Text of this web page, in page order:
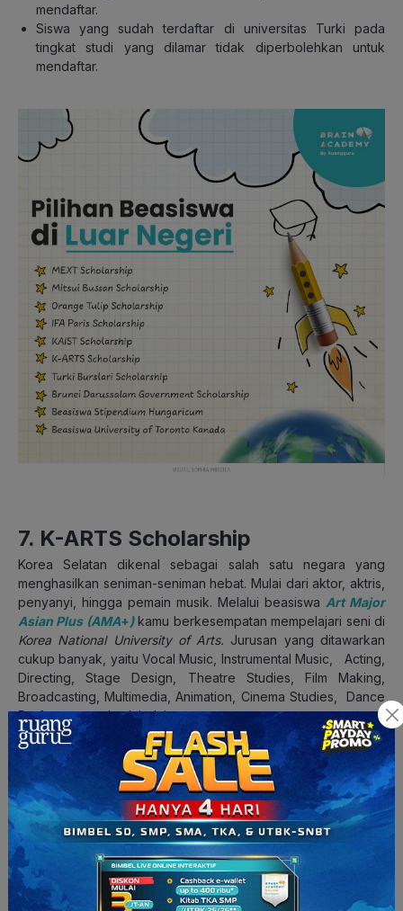
mendaftar.
Siswa yang sudah terdaftar di universitas Turki pada
tingkat studi yang dilamar tidak diperbolehkan untuk
mendaftar.
7. K-ARTS Scholarship
Korea Selatan dikenal sebagai salah satu negara yang
menghasilkan seniman-seniman hebat. Mulai dari aktor, aktris,
penyanyi, hingga pemain musik. Melalui beasiswa Art Major
Asian Plus (AMA+) kamu berkesempatan mempelajari seni di
Korea National University of Arts. Jurusan yang ditawarkan
cukup banyak, yaitu Vocal Music, Instrumental Music, Acting,
Directing, Stage Design, Theatre Studies, Film Making,
Broadcasting, Multimedia, Animation, Cinema Studies, Dance
Performance, dan lain-lain.
Cakupan Beasiswa K-ARTS:
Tiket pesawat kelas ekonomi dari dan ke Korea Selatan
untuk keberangkatan dan kelulusan.
Tunjangan bulanan sebesar 800.000 KRW (Rp10.134.811)
per bulan.
Pelatihan bahasa Korea intensif selama 4 bulan sebelum
masuk.
Bantuan penuh biaya kuliah (hanya semester reguler).
Asuransi kesehatan: cakupan terbatas.